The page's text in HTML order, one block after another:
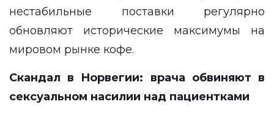
нестабильные поставки регулярно
обновляют исторические максимумы на
мировом рынке кофе.
Скандал в Норвегии: врача обвиняют в
сексуальном насилии над пациентками